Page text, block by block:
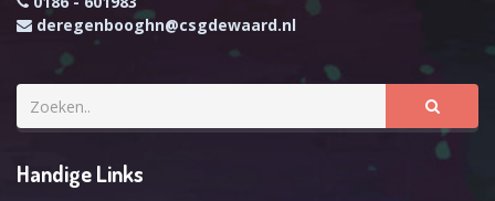
deregenbooghn@csgdewaard.nl
Handige Links